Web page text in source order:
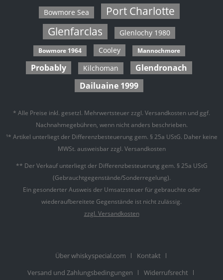
Bowmore Sea
Port Charlotte
Glenfarclas
Glenlochy 1980
Bowmore 1964 Cooley Mannochmore
Probably Kilchoman
Glendronach
Dailuaine 1999
* Alle Preise inkl. gesetzl. Mehrwertsteuer zzgl. Versandkosten und ggf.
Nachnahmegebühren, wenn nicht anders beschrieben.
¹* Artikel unterliegt der Differenzbesteuerung gem. § 25a UStG. Daher keine
MWSt. ausweisbar zzgl. Versandkosten
** Der Verkauf unterliegt der Differenzbesteuerung gem. § 25a UStG
(Gebrauchtgegenstände/Sonderregelung).
Ein gesonderter Ausweis der Umsatzsteuer für gebrauchte oder
wiederaufbereitete Gegenstände ist nicht zulässig.
zzgl. Versandkosten
Über whiskyspecial.com
Kontakt
Versand und Zahlungsbedingungen
Widerrufsrecht